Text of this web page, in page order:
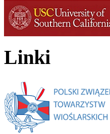
Linki